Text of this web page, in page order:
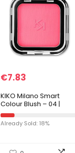
€7.83
KIKO Milano Smart
Colour Blush – 04 |
Blusher met intense
kleur voor het resultaat
dat je zelf wil
Already Sold: 18%